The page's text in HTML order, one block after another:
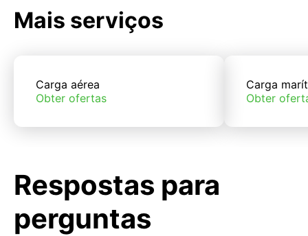
Mais serviços
Carga aérea
Obter ofertas
Carga
Obter
Respostas para
perguntas